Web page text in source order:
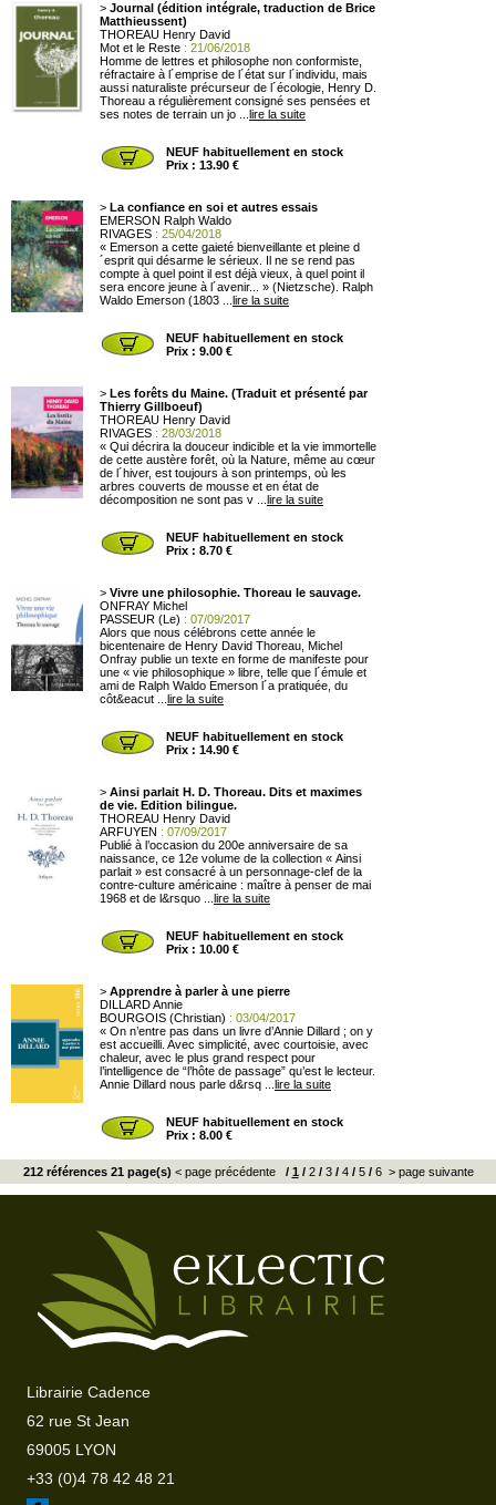
> Journal (édition intégrale, traduction de Brice
Matthieussent)
THOREAU Henry David
Mot et le Reste : 21/06/2018
Homme de lettres et philosophe non conformiste,
réfractaire à l´emprise de l´état sur l´individu, mais
aussi naturaliste précurseur de l´écologie, Henry D.
Thoreau a régulièrement consigné ses pensées et
ses notes de terrain un jo ... lire la suite
NEUF habituellement en stock
Prix : 13.90 €
> La confiance en soi et autres essais
EMERSON Ralph Waldo
RIVAGES : 25/04/2018
« Emerson a cette gaieté bienveillante et pleine d
´esprit qui désarme le sérieux. Il ne se rend pas
compte à quel point il est déjà vieux, à quel point il
sera encore jeune à l´avenir... » (Nietzsche). Ralph
Waldo Emerson (1803 ... lire la suite
NEUF habituellement en stock
Prix : 9.00 €
> Les forêts du Maine. (Traduit et présenté par
Thierry Gillboeuf)
THOREAU Henry David
RIVAGES : 28/03/2018
« Qui décrira la douceur indicible et la vie immortelle
de cette austère forêt, où la Nature, même au cœur
de l´hiver, est toujours à son printemps, où les
arbres couverts de mousse et en état de
décomposition ne sont pas v ... lire la suite
NEUF habituellement en stock
Prix : 8.70 €
> Vivre une philosophie. Thoreau le sauvage.
ONFRAY Michel
PASSEUR (Le) : 07/09/2017
Alors que nous célébrons cette année le
bicentenaire de Henry David Thoreau, Michel
Onfray publie un texte en forme de manifeste pour
une « vie philosophique » libre, telle que l´émule et
ami de Ralph Waldo Emerson l´a pratiquée, du
côt&eacut ... lire la suite
NEUF habituellement en stock
Prix : 14.90 €
> Ainsi parlait H. D. Thoreau. Dits et maximes
de vie. Edition bilingue.
THOREAU Henry David
ARFUYEN : 07/09/2017
Publié à l’occasion du 200e anniversaire de sa
naissance, ce 12e volume de la collection « Ainsi
parlait » est consacré à un personnage-clef de la
contre-culture américaine : maître à penser de mai
1968 et de l&rsquo ... lire la suite
NEUF habituellement en stock
Prix : 10.00 €
> Apprendre à parler à une pierre
DILLARD Annie
BOURGOIS (Christian) : 03/04/2017
« On n’entre pas dans un livre d’Annie Dillard ; on y
est accueilli. Avec simplicité, avec courtoisie, avec
chaleur, avec le plus grand respect pour
l’intelligence de “l’hôte de passage” qu’est le lecteur.
Annie Dillard nous parle d&rsq ... lire la suite
NEUF habituellement en stock
Prix : 8.00 €
212 références 21 page(s) < page précédente/ 1 /2/3/4/5/6 > page suivante
Librairie Cadence
62 rue St Jean
69005 LYON
+33 (0)4 78 42 48 21